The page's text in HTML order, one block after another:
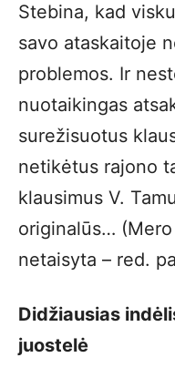
Stebina, kad
savo ataskaitoje
problemos. Ir
nuotaikingas
surežisuotus
netikėtus rajono
klausimus V.
originalūs…
netaisyta – red.
Didžiausias
juostelė